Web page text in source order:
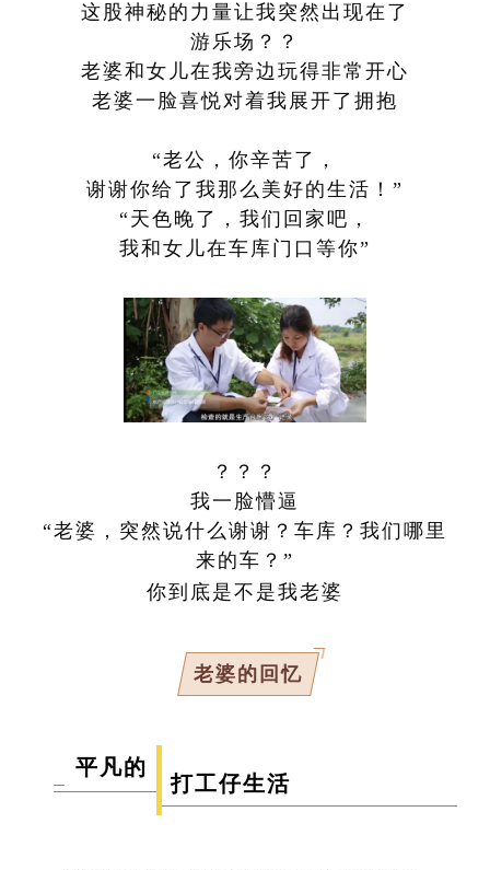
这股神秘的力量让我突然出现在了
游乐场？？
老婆和女儿在我旁边玩得非常开心
老婆一脸喜悦对着我展开了拥抱
“老公，你辛苦了，
谢谢你给了我那么美好的生活！”
“天色晚了，我们回家吧，
我和女儿在车库门口等你”
？？？
我一脸懵逼
“老婆，突然说什么谢谢？车库？我们哪里
来的车？”
你到底是不是我老婆
老婆的回忆
平凡的
打工仔生活